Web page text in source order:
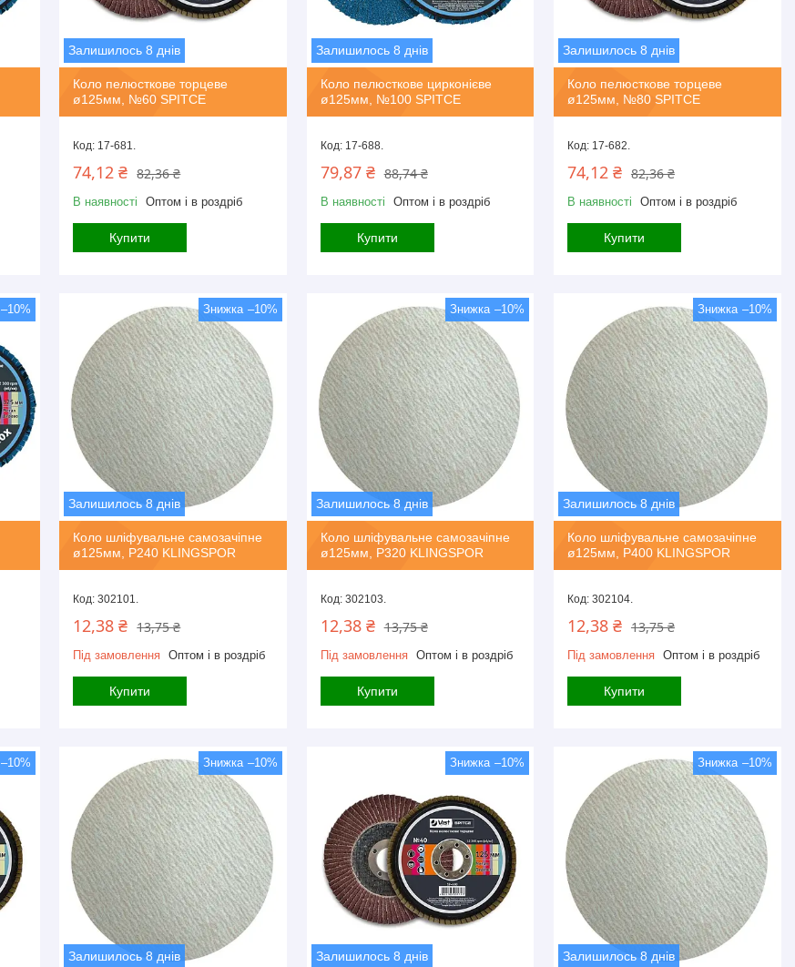
Залишилось 8 днів
Коло пелюсткове торцеве
ø125мм, №60 SPITCE
17-681.
82,36 ₴
74,12 ₴
В наявності Оптом і в роздріб
Купити
Залишилось 8 днів
Коло пелюсткове цирконієве
ø125мм, №100 SPITCE
17-688.
88,74 ₴
79,87 ₴
В наявності Оптом і в роздріб
Купити
Залишилось 8 днів
Коло пелюсткове торцеве
ø125мм, №80 SPITCE
17-682.
82,36 ₴
74,12 ₴
В наявності Оптом і в роздріб
Купити
–10% –10%
Залишилось 8 днів
Коло шліфувальне самозачіпне
ø125мм, P240 KLINGSPOR
302101.
13,75 ₴
12,38 ₴
Під замовлення Оптом і в роздріб
Купити
–10%
Залишилось 8 днів
Коло шліфувальне самозачіпне
ø125мм, P320 KLINGSPOR
302103.
13,75 ₴
12,38 ₴
Під замовлення Оптом і в роздріб
Купити
–10%
Залишилось 8 днів
Коло шліфувальне самозачіпне
ø125мм, P400 KLINGSPOR
302104.
13,75 ₴
12,38 ₴
Під замовлення Оптом і в роздріб
Купити
–10% –10%
Залишилось 8 днів
–10%
Залишилось 8 днів
–10%
Залишилось 8 днів